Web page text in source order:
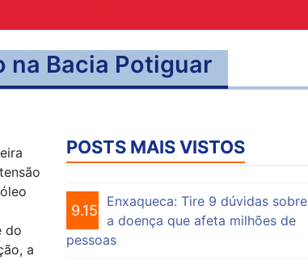
na Bacia Potiguar
do
a
POSTS MAIS VISTOS
9.154
Enxaqueca: Tire 9 dúvidas sobre
a doença que afeta milhões de
pessoas